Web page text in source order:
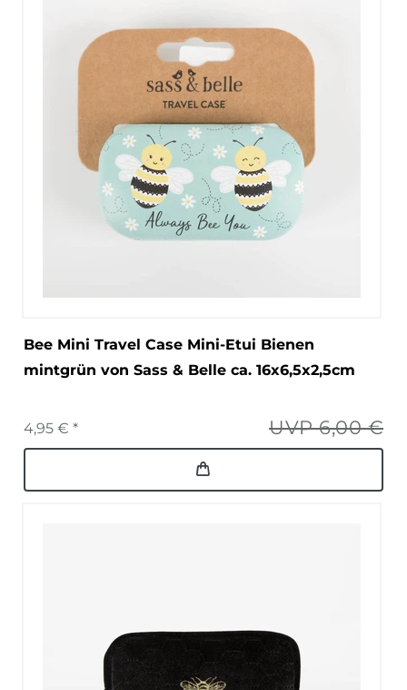
Bee Mini Travel Case Mini-Etui Bienen
mintgrün von Sass & Belle ca. 16x6,5x2,5cm
UVP 6,00 €
4,95 € *